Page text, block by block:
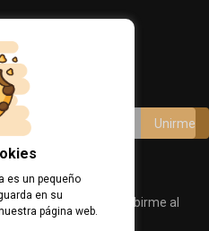
personales para suscribirme al
de Privacidad
es un pequeño
en su
página web.